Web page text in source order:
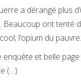
a dérangé plus
Beaucoup ont tenté
l’opium du pauvre.
enquête et belle page
(…)